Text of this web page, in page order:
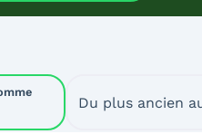
Du plus ancien